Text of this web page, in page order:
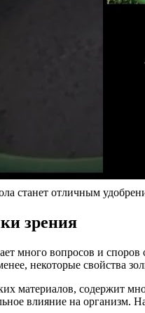
станет отличным
зрения
много вопросов и
некоторые свойства
материалов, содержит
влияние на организм.